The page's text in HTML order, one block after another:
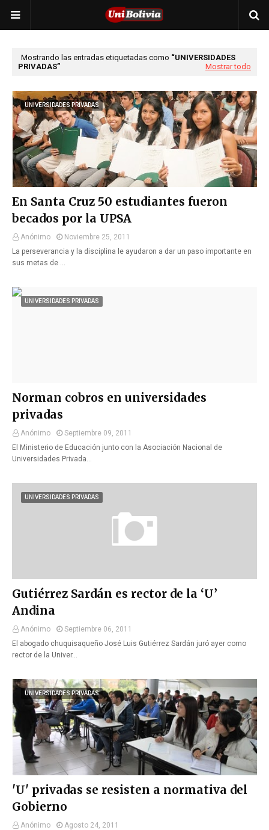
Mostrando las entradas etiquetadas como
UNIVERSIDADES
PRIVADAS
Mostrar todo
UNIVERSIDADES PRIVADAS
En Santa Cruz 50 estudiantes fueron
becados por la UPSA
Anónimo
Noviembre 25, 2011
La perseverancia y la disciplina le ayudaron a dar un paso importante en
sus metas de …
UNIVERSIDADES PRIVADAS
Norman cobros en universidades
privadas
Anónimo
Septiembre 09, 2011
El Ministerio de Educación junto con la Asociación Nacional de
Universidades Privada…
UNIVERSIDADES PRIVADAS
Gutiérrez Sardán es rector de la ‘U’
Andina
Anónimo
Septiembre 06, 2011
El abogado chuquisaqueño José Luis Gutiérrez Sardán juró ayer como
rector de la Univer…
UNIVERSIDADES PRIVADAS
'U' privadas se resisten a normativa del
Gobierno
Anónimo
Agosto 24, 2011